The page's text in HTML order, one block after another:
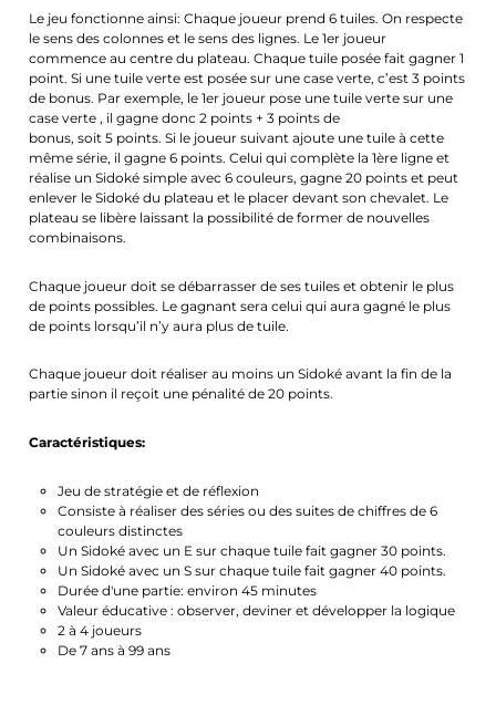
Le jeu fonctionne ainsi: Chaque joueur prend 6 tuiles. On respecte
le sens des colonnes et le sens des lignes. Le 1er joueur
commence au centre du plateau. Chaque tuile posée fait gagner 1
point. Si une tuile verte est posée sur une case verte, c’est 3 points
de bonus. Par exemple, le 1er joueur pose une tuile verte sur une
case verte , il gagne donc 2 points + 3 points de
bonus, soit 5 points. Si le joueur suivant ajoute une tuile à cette
même série, il gagne 6 points. Celui qui complète la 1ère ligne et
réalise un Sidoké simple avec 6 couleurs, gagne 20 points et peut
enlever le Sidoké du plateau et le placer devant son chevalet. Le
plateau se libère laissant la possibilité de former de nouvelles
combinaisons.
Chaque joueur doit se débarrasser de ses tuiles et obtenir le plus
de points possibles. Le gagnant sera celui qui aura gagné le plus
de points lorsqu’il n’y aura plus de tuile.
Chaque joueur doit réaliser au moins un Sidoké avant la fin de la
partie sinon il reçoit une pénalité de 20 points.
Caractéristiques:
Jeu de stratégie et de réflexion
Consiste à réaliser des séries ou des suites de chiffres de 6
couleurs distinctes
Un Sidoké avec un E sur chaque tuile fait gagner 30 points.
Un Sidoké avec un S sur chaque tuile fait gagner 40 points.
Durée d'une partie: environ 45 minutes
Valeur éducative : observer, deviner et développer la logique
2 à 4 joueurs
De 7 ans à 99 ans